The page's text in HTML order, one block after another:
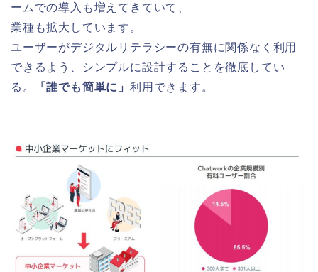
ームでの導入も増えてきていて、
業種も拡大しています。
ユーザーがデジタルリテラシーの有無に関係なく利用
できるよう、シンプルに設計することを徹底してい
る。
「誰でも簡単に」利用できます。